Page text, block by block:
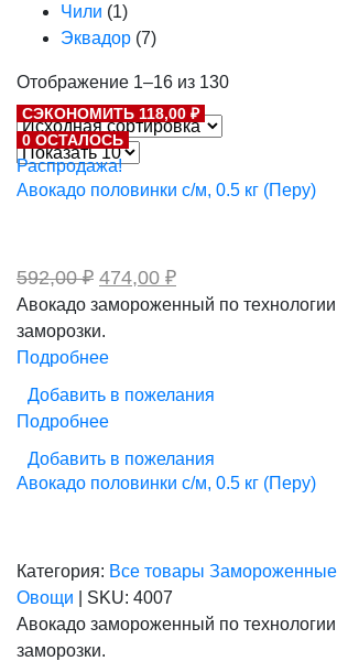
Чили (1)
Эквадор (7)
Отображение 1–16 из 130
СЭКОНОМИТЬ 118,00 ₽
0 ОСТАЛОСЬ
Распродажа!
Авокадо половинки с/м, 0.5 кг (Перу)
592,00₽ Первоначальная
составляла
592,00 ₽.
474,00 ₽Текущая
цена:
474,00 ₽.
Авокадо замороженный по
заморозки.
Подробнее
Добавить в пожелания
Подробнее
Добавить в пожелания
Авокадо половинки с/м, 0.5 кг (Перу)
Категория: Все товары Замороженные
Овощи
SKU: 4007
Авокадо замороженный по
заморозки.